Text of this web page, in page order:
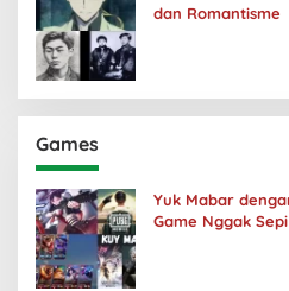
dan Romantisme
Games
Yuk Mabar
Game Nggak